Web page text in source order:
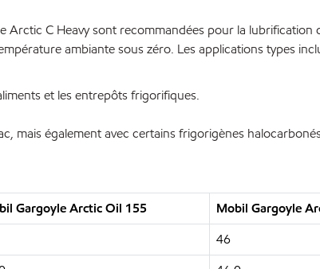
C Heavy sont recommandées pour la
ambiante sous zéro. Les applications types
et les entrepôts frigorifiques.
mais également avec certains frigorigènes
Gargoyle Arctic Oil 155 Mobil Gargoyle
46